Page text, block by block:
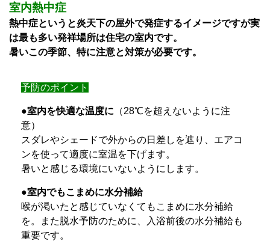
室内熱中症
熱中症というと炎天下の屋外で発症するイメージですが実
は最も多い発祥場所は住宅の室内です。
暑いこの季節、特に注意と対策が必要です。
予防のポイント
●室内を快適な温度に （28℃を超えないように注
意）
スダレやシェードで外からの日差しを遮り、エアコ
ンを使って適度に室温を下げます。
暑いと感じる環境にいないようにします。
●室内でもこまめに水分補給
喉が渇いたと感じていなくてもこまめに水分補給
を。また脱水予防のために、入浴前後の水分補給も
重要です。